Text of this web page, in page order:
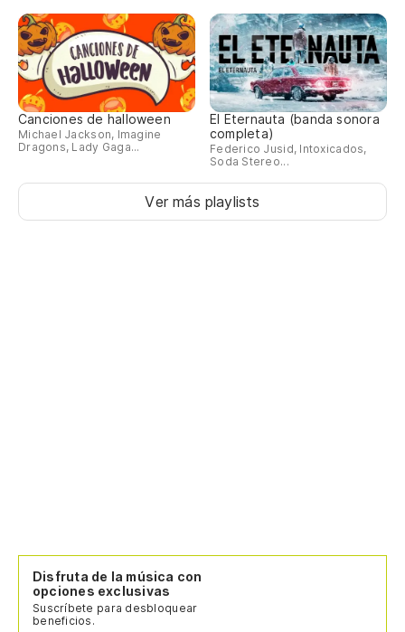
Canciones de halloween
Michael Jackson, Imagine
Dragons, Lady Gaga...
El Eternauta (banda sonora
completa)
Federico Jusid, Intoxicados,
Soda Stereo...
Ver más playlists
Disfruta de la música con
opciones exclusivas
Suscríbete para desbloquear
beneficios.